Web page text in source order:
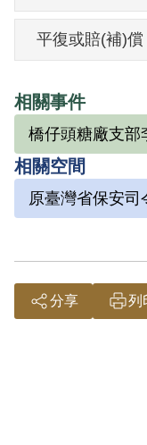
平復或賠(補)償
相關事件
橋仔頭糖廠支部
相關空間
原臺灣省保安司
分享 列